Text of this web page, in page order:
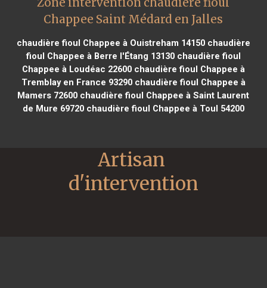
Chappee Saint Médard en Jalles
chaudière fioul Chappee à Ouistreham 14150chaudière
fioul Chappee à Berre l'Étang 13130chaudière fioul
Chappee à Loudéac 22600chaudière fioul Chappee à
Tremblay en France 93290chaudière fioul Chappee à
Mamers 72600 chaudière fioul Chappee à Saint Laurent
de Mure 69720chaudière fioul Chappee à Toul 54200
Artisan
d'intervention